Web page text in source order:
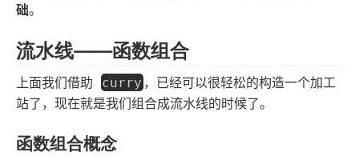
础。
流水线——函数组合
上面我们借助 curry，已经可以很轻松的构造一个加工
站了，现在就是我们组合成流水线的时候了。
函数组合概念